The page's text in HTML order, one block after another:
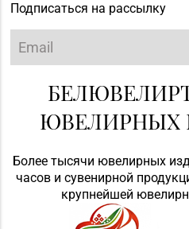
Подписаться на рассылку
ЮВЕЛИРНЫХ
Более тысячи ювелирных
часов и сувенирной
крупнейшей